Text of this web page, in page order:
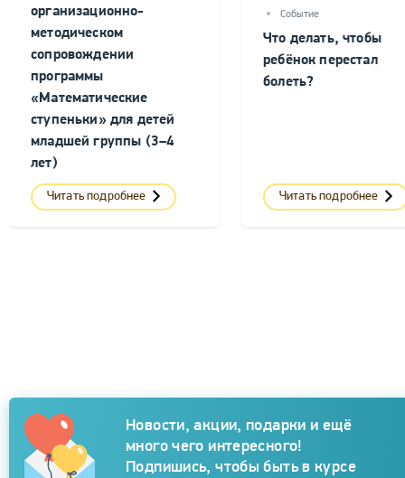
организационно-
методическом
сопровождении
программы
«Математические
ступеньки» для детей
младшей группы (3–4
лет)
Читать подробнее
Событие
Что делать, чтобы
ребёнок перестал
болеть?
Читать подробнее
Новости, акции, подарки и ещё
много чего интересного!
Подпишись, чтобы быть в курсе